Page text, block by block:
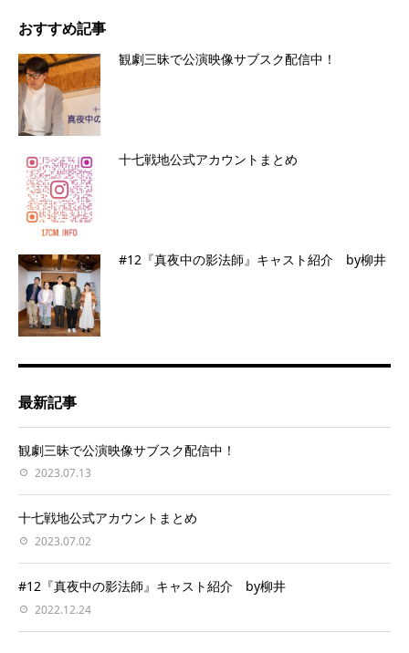
おすすめ記事
観劇三昧で公演映像サブスク配信中！
十七戦地公式アカウントまとめ
#12『真夜中の影法師』キャスト紹介 by柳井
最新記事
観劇三昧で公演映像サブスク配信中！
2023.07.13
十七戦地公式アカウントまとめ
2023.07.02
#12『真夜中の影法師』キャスト紹介 by柳井
2022.12.24